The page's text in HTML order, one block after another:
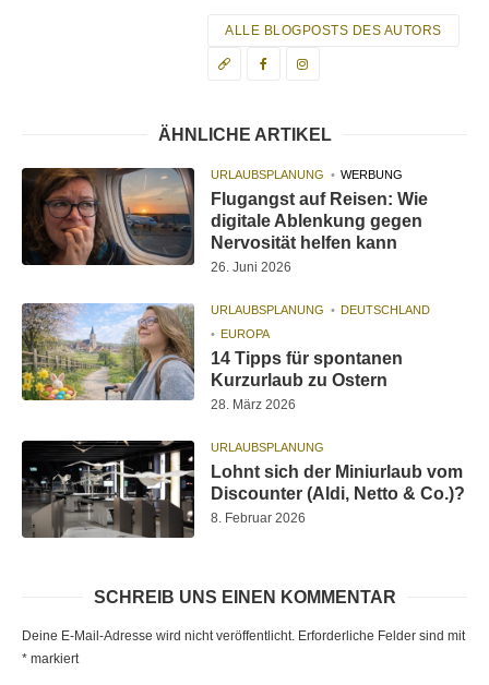
ALLE BLOGPOSTS DES AUTORS
ÄHNLICHE ARTIKEL
URLAUBSPLANUNG WERBUNG
Flugangst auf Reisen: Wie
digitale Ablenkung gegen
Nervosität helfen kann
26. Juni 2026
URLAUBSPLANUNG
DEUTSCHLAND
EUROPA
14 Tipps für spontanen
Kurzurlaub zu Ostern
28. März 2026
URLAUBSPLANUNG
Lohnt sich der Miniurlaub vom
Discounter (Aldi, Netto & Co.)?
8. Februar 2026
SCHREIB UNS EINEN KOMMENTAR
Deine E-Mail-Adresse wird nicht veröffentlicht. Erforderliche Felder sind mit
* markiert